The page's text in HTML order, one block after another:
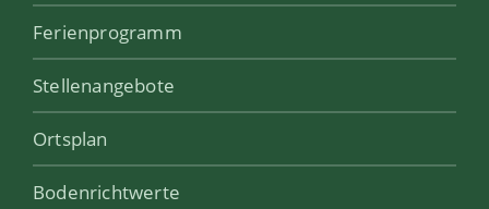
Ferienprogramm
Stellenangebote
Ortsplan
Bodenrichtwerte